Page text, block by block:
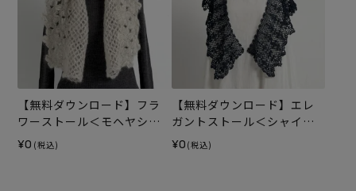
【無料ダウンロード】フラ
ワーストール＜モヘヤシフ
ォン＞（レシピ）
¥0 (税込)
【無料ダウンロード】エレ
ガントストール＜シャイニ
ーフィル＞（レシピ）
¥0 (税込)